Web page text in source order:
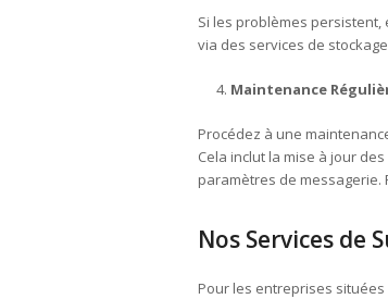
Si les problèmes
via des services de
Maintenance
Procédez à une
Cela inclut la mise à jour
paramètres de messagerie.
Nos Services
Pour les entreprises